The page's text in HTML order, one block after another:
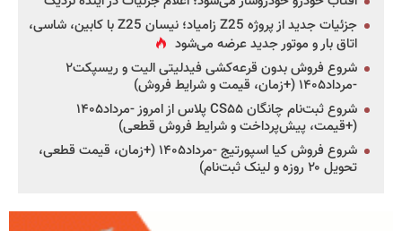
جزئیات جدید از پروژه Z25 زامیاد؛ نیسان Z25 با کابین، شاسی،
اتاق بار و موتور جدید عرضه می‌شود
شروع فروش بدون قرعه‌کشی فیدلیتی الیت و ریسپکت۲
-مرداد۱۴۰۵ (+زمان، قیمت و شرایط فروش)
شروع ثبت‌نام چانگان CS۵۵ پلاس از امروز -مرداد۱۴۰۵
(+قیمت، پیش‌پرداخت و شرایط فروش قطعی)
شروع فروش کیا اسپورتیج -مرداد۱۴۰۵ (+زمان، قیمت قطعی،
تحویل ۲۰ روزه و لینک ثبت‌نام)